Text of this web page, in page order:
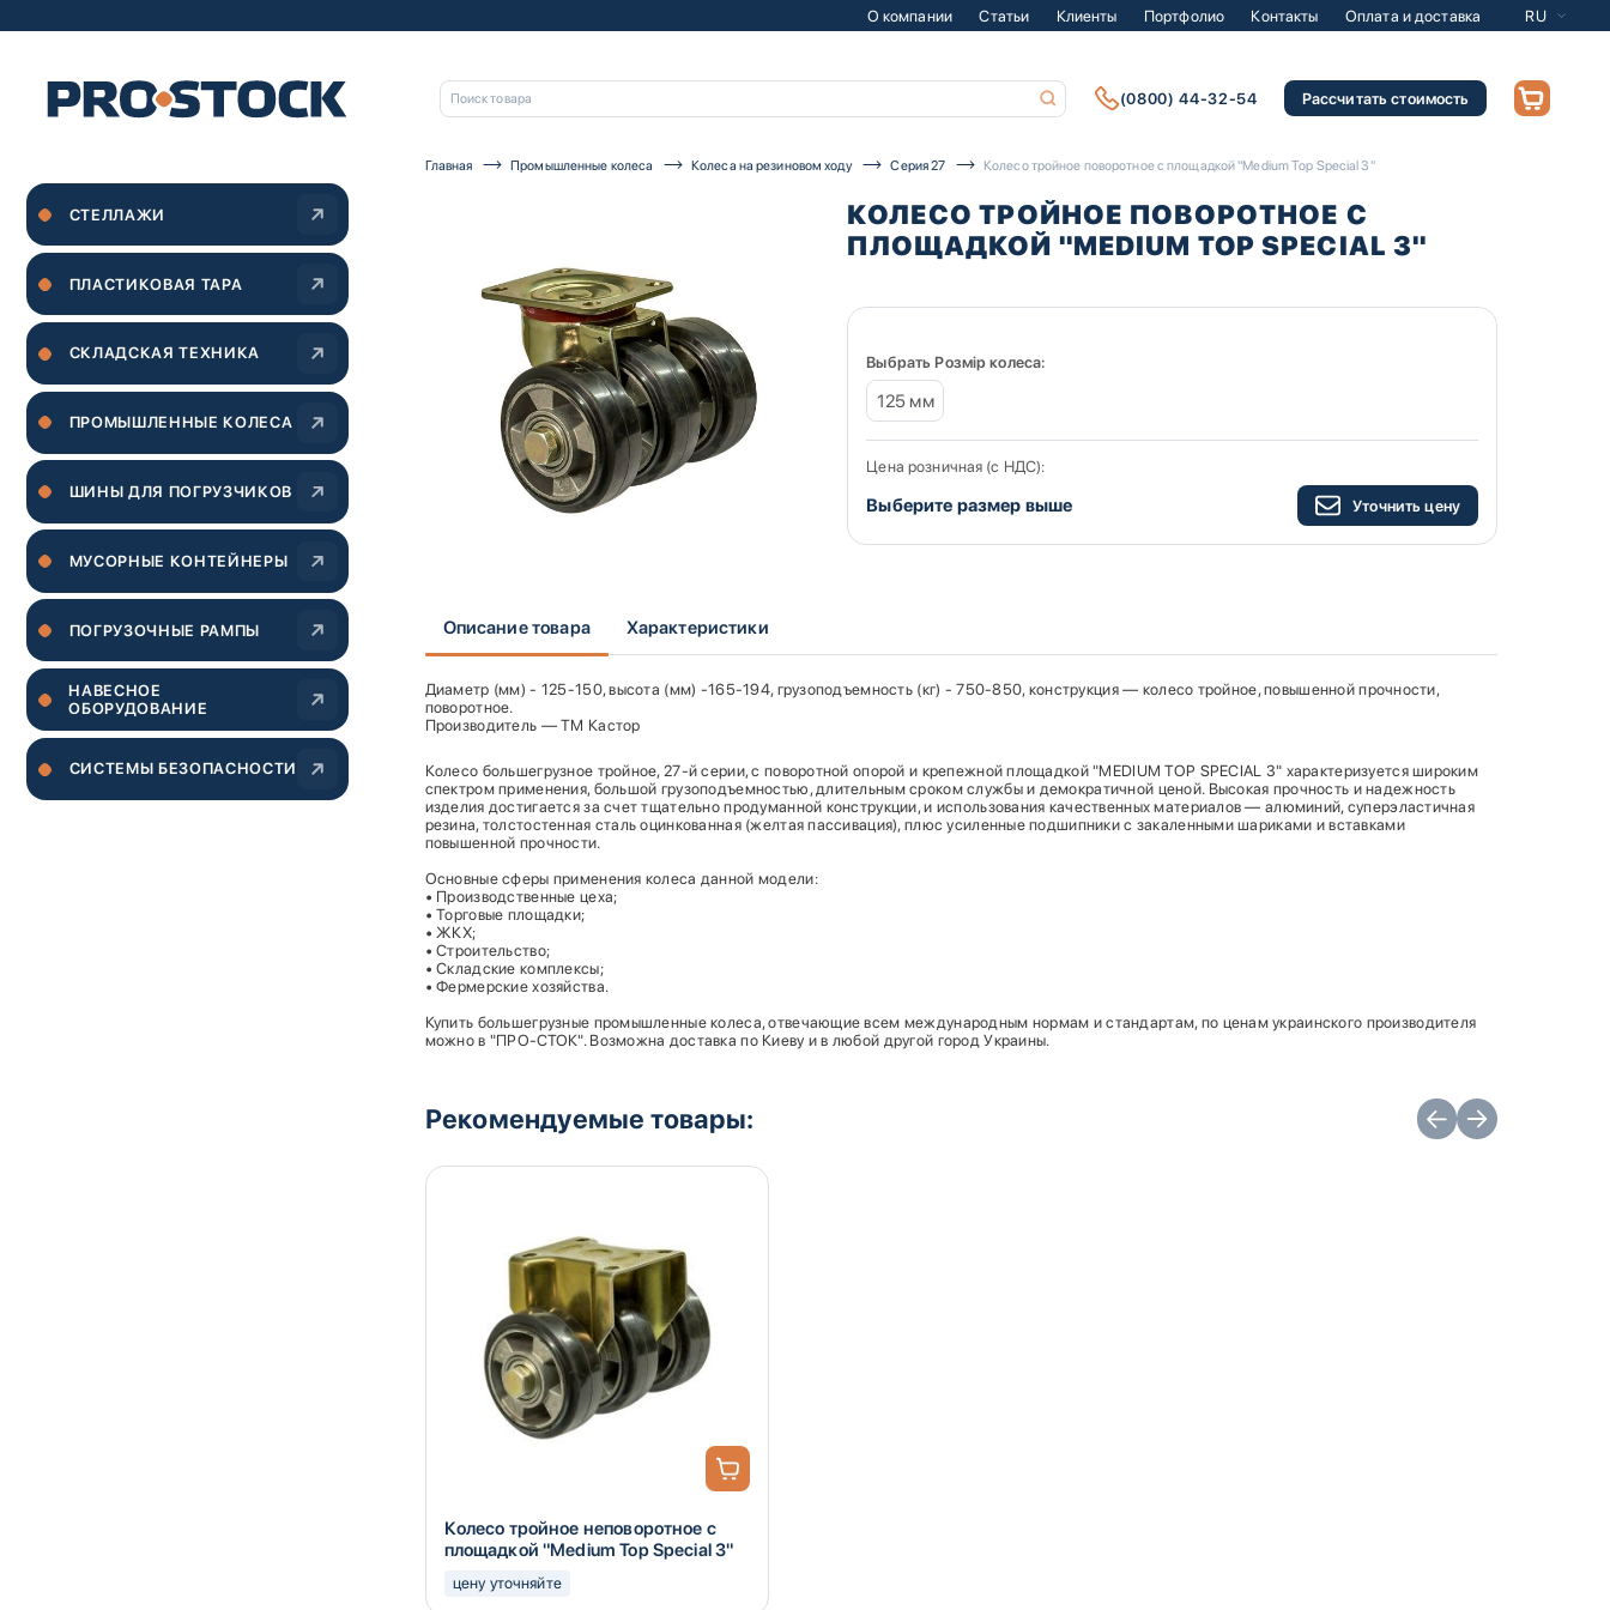
О компании Статьи Клиенты Портфолио Контакты Оплата и доставка RU
(0800) 44-32-54 Рассчитать стоимость
Главная Промышленные колеса Колеса на резиновом ходу Серия 27 Колесо тройное поворотное с площадкой "Medium Top Special 3"
изображений
началу
КОЛЕСО ТРОЙНОЕ ПОВОРОТНОЕ С
ПЛОЩАДКОЙ "MEDIUM TOP SPECIAL 3"
Выбрать Розмір колеса:
125 мм
Цена розничная (с НДС):
Выберите размер выше Уточнить цену
Описание товара
Диаметр (мм) - 125-150, высота (мм) -165-194, грузоподъемность (кг) - 750-850, конструкция — колесо тройное, повышенной прочности,
поворотное.
Производитель — ТМ Кастор
Колесо большегрузное тройное, 27-й серии, с поворотной опорой и крепежной площадкой "MEDIUM TOP SPECIAL 3" характеризуется широким
спектром применения, большой грузоподъемностью, длительным сроком службы и демократичной ценой. Высокая прочность и надежность
изделия достигается за счет тщательно продуманной конструкции, и использования качественных материалов — алюминий, суперэластичная
резина, толстостенная сталь оцинкованная (желтая пассивация), плюс усиленные подшипники с закаленными шариками и вставками
повышенной прочности.
Основные сферы применения колеса данной модели:
• Производственные цеха;
• Торговые площадки;
• ЖКХ;
• Строительство;
• Складские комплексы;
• Фермерские хозяйства.
Купить большегрузные промышленные колеса, отвечающие всем международным нормам и стандартам, по ценам украинского производителя
можно в "ПРО-СТОК". Возможна доставка по Киеву и в любой другой город Украины.
Характеристики
Рекомендуемые товары:
Колесо тройное неповоротное с
площадкой "Medium Top Special 3"
цену уточняйте
СТЕЛЛАЖИ
ПЛАСТИКОВАЯ ТАРА
СКЛАДСКАЯ ТЕХНИКА
ПРОМЫШЛЕННЫЕ КОЛЕСА
ШИНЫ ДЛЯ ПОГРУЗЧИКОВ
МУСОРНЫЕ КОНТЕЙНЕРЫ
ПОГРУЗОЧНЫЕ РАМПЫ
НАВЕСНОЕ
ОБОРУДОВАНИЕ
СИСТЕМЫ БЕЗОПАСНОСТИ